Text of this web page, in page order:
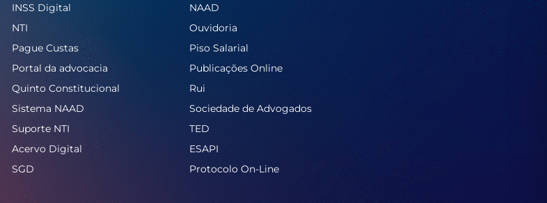
INSS Digital
NAAD
NTI
Ouvidoria
Pague Custas
Piso Salarial
Portal da advocacia
Publicações Online
Quinto Constitucional
Rui
Sistema NAAD
Sociedade de Advogados
Suporte NTI
TED
Acervo Digital
ESAPI
SGD
Protocolo On-Line